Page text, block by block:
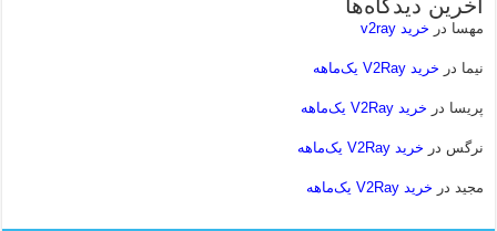
آخرین دیدگاه‌ها
مهسا در خرید v2ray
نیما در خرید V2Ray یک‌ماهه
پریسا در خرید V2Ray یک‌ماهه
نرگس در خرید V2Ray یک‌ماهه
مجید در خرید V2Ray یک‌ماهه